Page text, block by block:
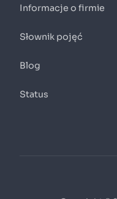
Informacje o firmie
Słownik pojęć
Blog
Status